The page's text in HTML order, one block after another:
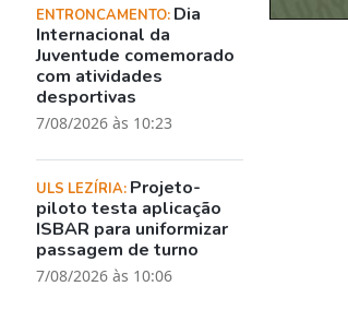
ENTRONCAMENTO: Dia
Internacional da
Juventude comemorado
com atividades
desportivas
7/08/2026 às 10:23
ULS LEZÍRIA: Projeto-
piloto testa aplicação
ISBAR para uniformizar
passagem de turno
7/08/2026 às 10:06